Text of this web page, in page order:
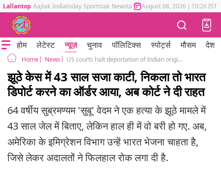
Lallantop Aajtak Indiatoday Sportstak Newstak Mumbai Tak Astrotak
August 08, 2026 | 10:26 IST
होम लेटेस्ट न्यूज़ चुनाव पॉलिटिक्स स्पोर्ट्स मौसम देश
Home News US courts halt deportation of Indian origin man Subramanyam Subu Vedam wrongfully jailed for 43 years
झूठे केस में 43 साल सजा काटी, निकला तो भारत
डिपोर्ट करने का ऑर्डर आया, अब कोर्ट ने दी राहत
64 वर्षीय सुब्रमण्यम 'सुबू' वेदम ने एक हत्या के झूठे मामले में
43 साल जेल में बिताए, लेकिन हाल ही में वो बरी हो गए. अब,
अमेरिका के इमिग्रेशन विभाग उन्हें भारत भेजना चाहता है,
जिसे लेकर अदालतों ने फिलहाल रोक लगा दी है.